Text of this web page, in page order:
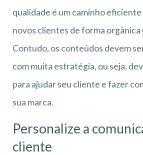
qualidade é um caminho
novos clientes de forma orgânica
Contudo, os conteúdos devem
com muita estratégia, ou seja,
para ajudar seu cliente e fazer
sua marca.
Personalize a
cliente